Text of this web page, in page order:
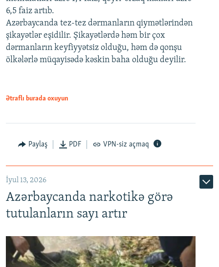
6,5 faiz artıb.
Azərbaycanda tez-tez dərmanların qiymətlərindən
şikayətlər eşidilir. Şikayətlərdə həm bir çox
dərmanların keyfiyyətsiz olduğu, həm də qonşu
ölkələrlə müqayisədə kəskin baha olduğu deyilir.
Ətraflı burada oxuyun
Paylaş PDF VPN-siz açmaq
İyul 13, 2026
Azərbaycanda narkotikə görə
tutulanların sayı artır